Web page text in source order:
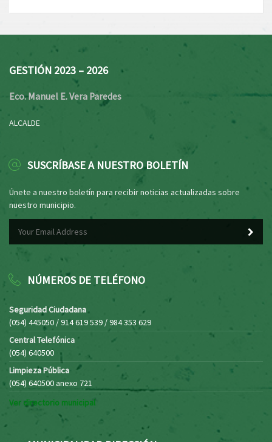
GESTIÓN 2023 – 2026
Eco. Manuel E. Vera Paredes
ALCALDE
SUSCRÍBASE A NUESTRO BOLETÍN
Únete a nuestro boletín para recibir noticias actualizadas sobre
nuestro municipio.
NÚMEROS DE TELÉFONO
Seguridad Ciudadana
(054) 445050 / 914 619 539 / 984 353 629
Central Telefónica
(054) 640500
Limpieza Pública
(054) 640500 anexo 721
Ver directorio municipal